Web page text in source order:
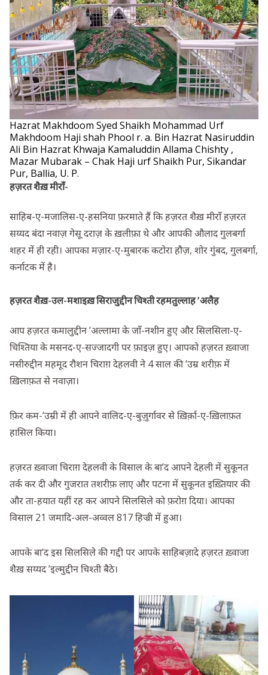
Hazrat Makhdoom Syed Shaikh Mohammad Urf
Makhdoom Haji shah Phool r. a. Bin Hazrat Nasiruddin
Ali Bin Hazrat Khwaja Kamaluddin Allama Chishty ,
Mazar Mubarak – Chak Haji urf Shaikh Pur, Sikandar
Pur, Ballia, U. P.
हज़रत शैख़ मीराँ-
साहिब-ए-मजालिस-ए-हसनिया फ़रमाते हैं कि हज़रत शैख़ मीराँ हज़रत
सय्यद बंदा नवाज़ गेसू दराज़ के ख़लीफ़ा थे और आपकी औलाद गुलबर्गा
शहर में ही रही। आपका मज़ार-ए-मुबारक कटोरा हौज़, शोर गुंबद, गुलबर्गा,
कर्नाटक में है।
हज़रत शैख़-उल-मशाइख़ सिराजुद्दीन चिश्ती रहमतुल्लाह ’अलैह
आप हज़रत कमालुद्दीन ’अल्लामा के जाँ-नशीन हुए और सिलसिला-ए-
चिश्तिया के मसनद-ए-सज्जादगी पर फ़ाइज़ हुए। आपको हज़रत ख़्वाजा
नसीरुद्दीन महमूद रौशन चिराग़ देहलवी ने 4 साल की ’उम्र शरीफ़ में
ख़िलाफ़त से नवाज़ा।
फ़िर कम-’उम्री में ही आपने वालिद-ए-बुज़ुर्गावर से ख़िर्क़ा-ए-ख़िलाफ़त
हासिल किया।
हज़रत ख़्वाजा चिराग़ देहलवी के विसाल के बा’द आपने देहली में सुकूनत
तर्क कर दी और गुजरात तशरीफ़ लाए और पटना में सुकूनत इख़्तियार की
और ता-हयात यहीं रह कर आपने सिलसिले को फ़रोग़ दिया। आपका
विसाल 21 जमादि-अल-अव्वल 817 हिज्री में हुआ।
आपके बा’द इस सिलसिले की गद्दी पर आपके साहिबज़ादे हज़रत ख़्वाजा
शैख़ सय्यद ’इल्मुद्दीन चिश्ती बैठे।